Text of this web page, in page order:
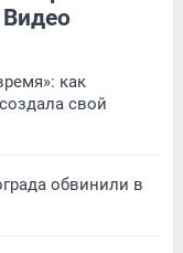
Видео
как
свой
обвинили в